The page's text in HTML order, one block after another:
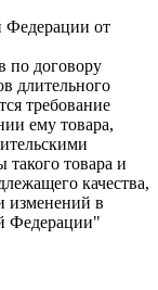
Федерации от
по договору
длительного
требование
ему товара,
товара и
качества,
изменений в
Федерации"